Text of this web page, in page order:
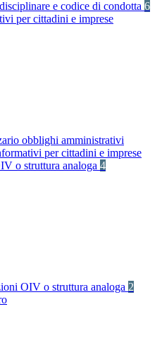
e codice di condotta 6
per cittadini e imprese
obblighi amministrativi
per cittadini e imprese
o struttura analoga 4
OIV o struttura analoga 2